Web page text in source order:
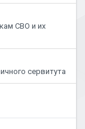
СВО и их
сервитута